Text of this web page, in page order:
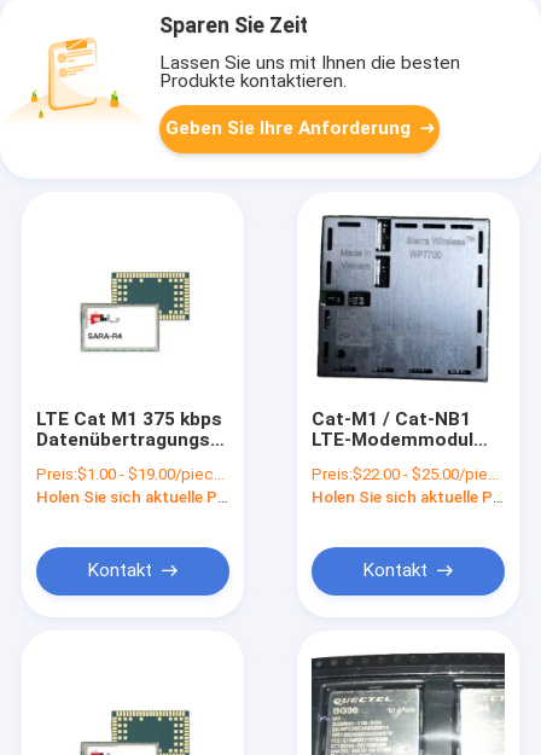
Sparen Sie Zeit
Lassen Sie uns mit Ihnen die besten
Produkte kontaktieren.
Geben Sie Ihre Anforderung
LTE Cat M1 375 kbps
Datenübertragungsrate
für Smart City
Bedürfnisse
Preis:$1.00 - $19.00/pieces
Holen Sie sich aktuelle Preis
Kontakt
Cat-M1 / Cat-NB1
LTE-Modemmodul
Wireless AirPrime
Preis:$22.00 - $25.00/pieces
Holen Sie sich aktuelle Preis
Kontakt